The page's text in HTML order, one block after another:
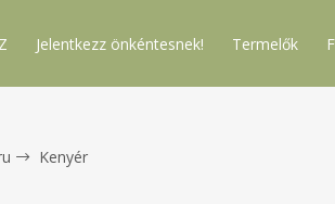
Jelentkezz önkéntesnek! Termelők
Kenyér